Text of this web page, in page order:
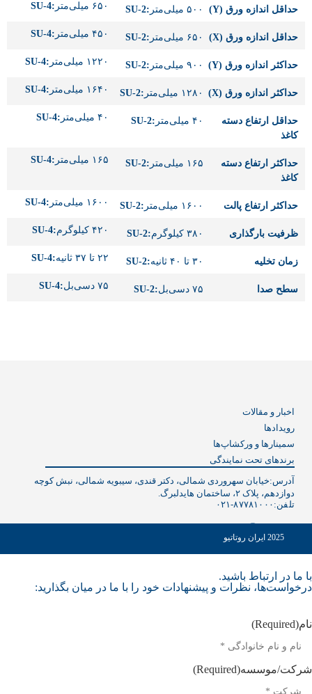
حداقل اندازه ورق (Y) ۵۰۰ میلی‌متر :SU-2 ۶۵۰ میلی‌متر :SU-4
حداقل اندازه ورق (X) ۶۵۰ میلی‌متر :SU-2 ۴۵۰ میلی‌متر :SU-4
حداکثر اندازه ورق (Y) ۹۰۰ میلی‌متر :SU-2 ۱۲۲۰ میلی‌متر :SU-4
حداکثر اندازه ورق (X) ۱۲۸۰ میلی‌متر :SU-2 ۱۶۴۰ میلی‌متر :SU-4
حداقل ارتفاع دسته
کاغذ
۴۰ میلی‌متر :SU-2 ۴۰ میلی‌متر :SU-4
حداکثر ارتفاع دسته
کاغذ
۱۶۵ میلی‌متر :SU-2 ۱۶۵ میلی‌متر :SU-4
حداکثر ارتفاع پالت ۱۶۰۰ میلی‌متر :SU-2 ۱۶۰۰ میلی‌متر :SU-4
ظرفیت بارگذاری ۳۸۰ کیلوگرم :SU-2 ۴۲۰ کیلوگرم :SU-4
زمان تخلیه ۳۰ تا ۴۰ ثانیه :SU-2 ۲۲ تا ۳۷ ثانیه :SU-4
سطح صدا ۷۵ دسی‌بل :SU-2 ۷۵ دسی‌بل :SU-4
اخبار و مقالات
رویدادها
سمینارها و ورکشاپ‌ها
برندهای تحت نمایندگی
آدرس:خیابان سهروردی شمالی، دکتر قندی، سیبویه شمالی، نبش کوچه
دوازدهم، پلاک ۲، ساختمان هایدلبرگ.
تلفن: ۰۲۱-۸۷۷۸۱۰۰۰
2025 ایران روتاتیو
با ما در ارتباط باشید.
درخواست‌ها، نظرات و پیشنهادات خود را با ما در میان بگذارید:
نام(Required)
شرکت/موسسه(Required)